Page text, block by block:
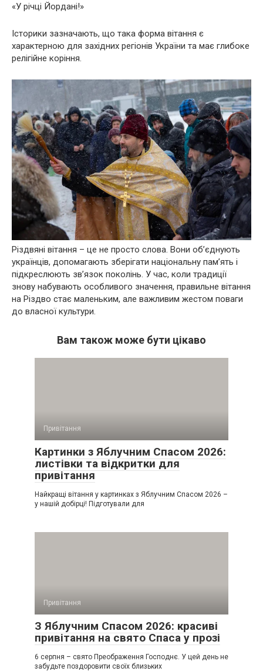
«У річці Йордані!»
Історики зазначають, що така форма вітання є
характерною для західних регіонів України та має глибоке
релігійне коріння.
Різдвяні вітання – це не просто слова. Вони об’єднують
українців, допомагають зберігати національну пам’ять і
підкреслюють зв’язок поколінь. У час, коли традиції
знову набувають особливого значення, правильне вітання
на Різдво стає маленьким, але важливим жестом поваги
до власної культури.
Вам також може бути цікаво
Привітання
Картинки з Яблучним Спасом 2026:
листівки та відкритки для
привітання
Найкращі вітання у картинках з Яблучним Спасом 2026 –
у нашій добірці! Підготували для
Привітання
З Яблучним Спасом 2026: красиві
привітання на свято Спаса у прозі
6 серпня – свято Преображення Господнє. У цей день не
забудьте поздоровити своїх близьких